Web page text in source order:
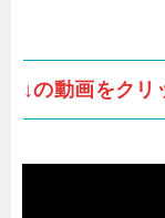
↓の動画をクリ